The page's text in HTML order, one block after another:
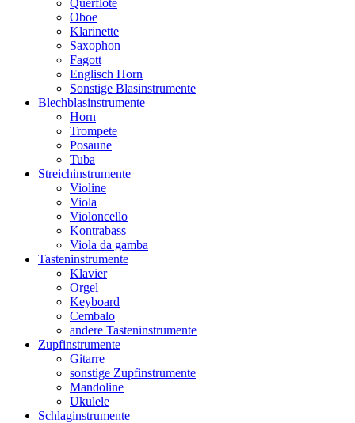
Querflöte
Oboe
Klarinette
Saxophon
Fagott
Englisch Horn
Sonstige Blasinstrumente
Blechblasinstrumente
Horn
Trompete
Posaune
Tuba
Streichinstrumente
Violine
Viola
Violoncello
Kontrabass
Viola da gamba
Tasteninstrumente
Klavier
Orgel
Keyboard
Cembalo
andere Tasteninstrumente
Zupfinstrumente
Gitarre
sonstige Zupfinstrumente
Mandoline
Ukulele
Schlaginstrumente